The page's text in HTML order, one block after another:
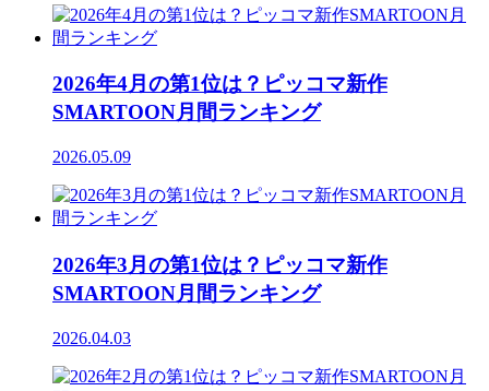
2026年4月の第1位は？ピッコマ新作
SMARTOON月間ランキング
2026.05.09
2026年3月の第1位は？ピッコマ新作
SMARTOON月間ランキング
2026.04.03